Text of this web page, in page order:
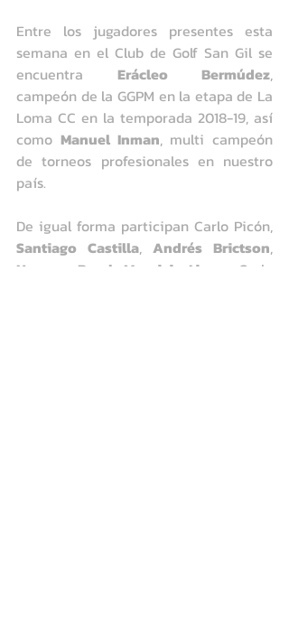
Entre los jugadores presentes esta
semana en el Club de Golf San Gil se
encuentra Erácleo Bermúdez,
campeón de la GGPM en la etapa de La
Loma CC en la temporada 2018-19, así
como Manuel Inman, multi campeón
de torneos profesionales en nuestro
país.
Santiago Castilla, Andrés Brictson
Norman Pearl Mauricio Lira